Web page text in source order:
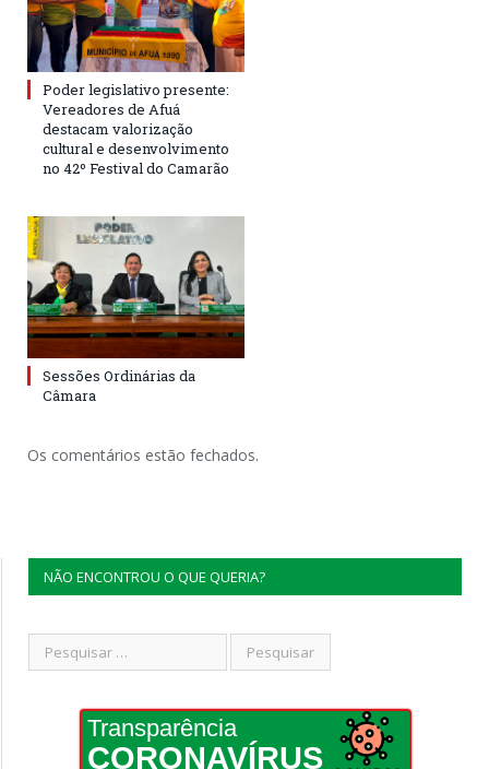
Poder legislativo presente:
Vereadores de Afuá
destacam valorização
cultural e desenvolvimento
no 42º Festival do Camarão
Sessões Ordinárias da
Câmara
Os comentários estão fechados.
NÃO ENCONTROU O QUE QUERIA?
Transparência
CORONAVÍRUS